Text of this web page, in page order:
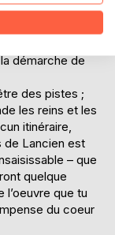
avec Michel
démarche de
des pistes ;
les reins et les
itinéraire,
de Lancien est
– que
quelque
que tu
du coeur